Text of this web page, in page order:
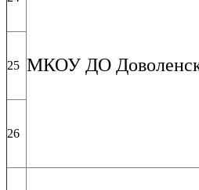
МКОУ ДО
25
26